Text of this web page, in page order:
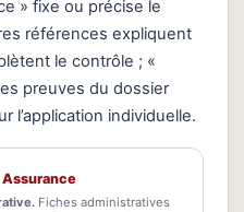
» fixe ou précise le
références expliquent
le contrôle ; «
preuves du dossier
l’application individuelle.
Fiches administratives